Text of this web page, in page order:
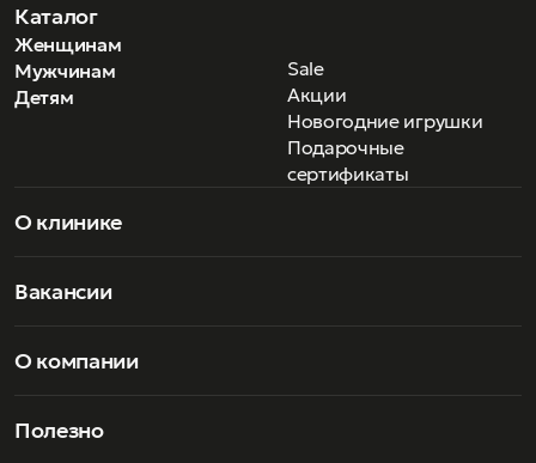
Каталог
Женщинам
Мужчинам
Детям
Sale
Акции
Новогодние игрушки
Подарочные
сертификаты
О клинике
Вакансии
О компании
Полезно